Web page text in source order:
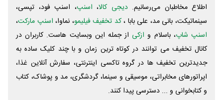
اطلاع مخاطبان می‌رسانیم. دیجی کالا، اسنپ، اسنپ فود، تپسی،
سینماتیکت، بانی مد، علی‌ بابا ،کد تخفیف فیلیمو، نماوا، اسنپ مارکت،
اسنپ شاپ، باسلام و ازکی از جمله این وبسایت ‌هاست. کاربران در
کانال تخفیف می توانند در کوتاه ترین زمان و با چند کلیک ساده به
جدیدترین تخفیف ها در گروه تاکسی اینترنتی، سفارش آنلاین غذا،
اپراتورهای مخابراتی، موسیقی و سینما، گردشگری، مد و پوشاک، کتاب
و کتابخوانی و ... دسترسی پیدا کنند.